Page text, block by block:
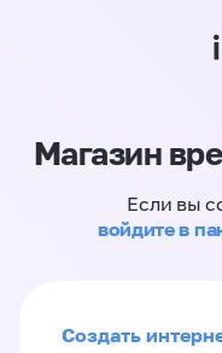
Магазин
Если вы
войдите в
Создать